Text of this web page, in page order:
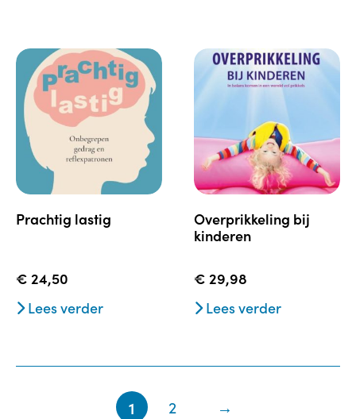
prachtig lastig
€ 24,50
Lees verder
overprikkeling bij
kinderen
€ 29,98
Lees verder
1 2 →